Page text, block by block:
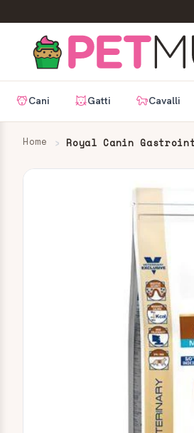
Cani Gatti Cavalli
Home Royal Canin